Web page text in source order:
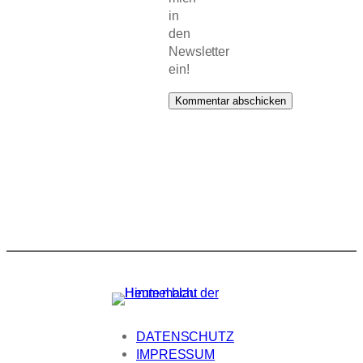
in
den
Newsletter
ein!
DATENSCHUTZ
IMPRESSUM